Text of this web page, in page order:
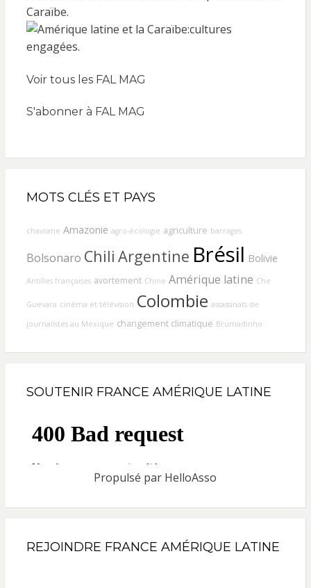
Voir tous les FAL MAG
S'abonner à FAL MAG
MOTS CLÉS ET PAYS
chavisme Amazonie agro-écologie agriculture barrages
Bolsonaro Chili Argentine Brésil Bolivie
Antilles françaises avortement Chine Amérique latine Che
Guevara cinéma et télévision Colombie assassinats de
journalistes au Mexique changement climatique Brumadinho
SOUTENIR FRANCE AMÉRIQUE LATINE
Propulsé par HelloAsso
REJOINDRE FRANCE AMÉRIQUE LATINE